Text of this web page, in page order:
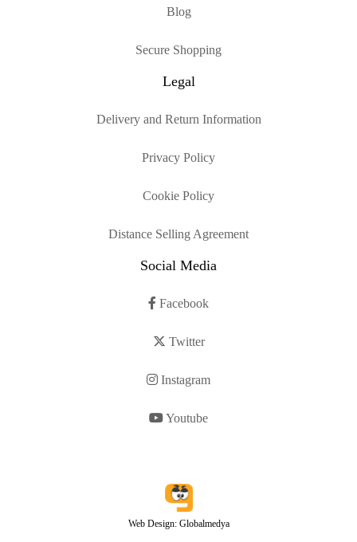
Blog
Secure Shopping
Legal
Delivery and Return Information
Privacy Policy
Cookie Policy
Distance Selling Agreement
Social Media
Facebook
Twitter
Instagram
Youtube
Web Design: Globalmedya